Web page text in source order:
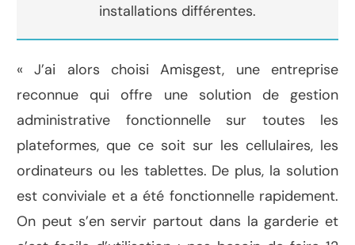
installations différentes.
« J’ai alors choisi Amisgest, une entreprise
reconnue qui offre une solution de gestion
administrative fonctionnelle sur toutes les
plateformes, que ce soit sur les cellulaires, les
ordinateurs ou les tablettes. De plus, la solution
est conviviale et a été fonctionnelle rapidement.
On peut s’en servir partout dans la garderie et